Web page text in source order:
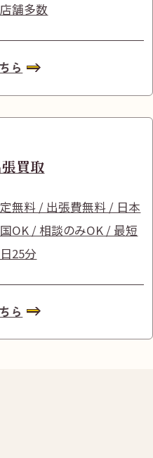
舗多数
ら
買取
無料 / 出張費無料 / 日本
OK / 相談のみOK / 最短
25分
ら